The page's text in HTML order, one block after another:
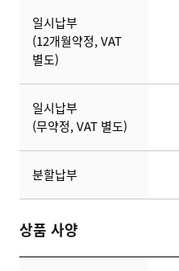
일시납부
(12개월약정, VAT
별도)
일시납부
(무약정, VAT 별도)
분할납부
상품 사양